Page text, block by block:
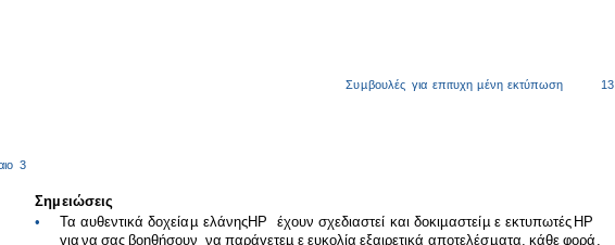
Συµβουλές για επιτυχη µένη εκτύπωση 13
Σηµειώσεις
•
Τα αυθεντικά δοχείαµ ελάνηςHP έχουν σχεδιαστεί και δοκιµαστείµ ε εκτυπωτές HP
για να σας βοηθήσουν να παράγετεµ ε ευκολία εξαιρετικά αποτελέσµατα, κάθε φορά .
3